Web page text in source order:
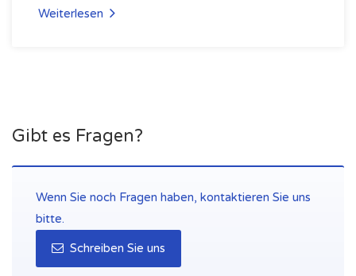
Weiterlesen
Gibt es Fragen?
Wenn Sie noch Fragen haben, kontaktieren Sie uns
bitte.
Schreiben Sie uns